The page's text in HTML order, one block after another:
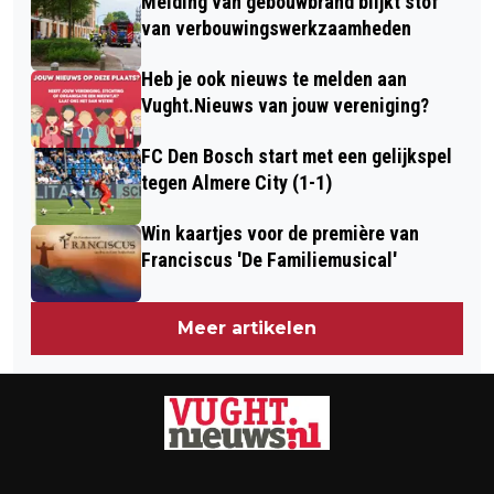
VIEREN WE EIGENLIJK?
van verbouwingswerkzaamheden
Heb je ook nieuws te melden aan
Vught.Nieuws van jouw vereniging?
FC Den Bosch start met een gelijkspel
tegen Almere City (1-1)
Win kaartjes voor de première van
Franciscus 'De Familiemusical'
Meer artikelen